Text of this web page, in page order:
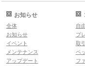
お知らせ
全体
お知らせ
イベント
メンテナンス
アップデート
自
プ
取
ペ
フ